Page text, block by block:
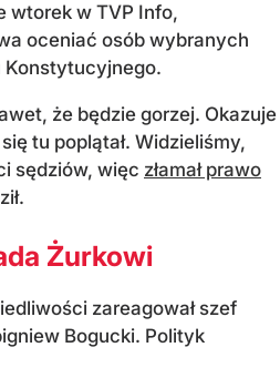
wtorek w TVP Info,
oceniać osób wybranych
Konstytucyjnego.
że będzie gorzej. Okazuje
tu poplątał. Widzieliśmy,
sędziów, więc złamał prawo
Żurkowi
zareagował szef
Bogucki. Polityk